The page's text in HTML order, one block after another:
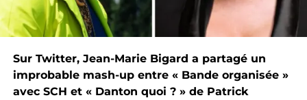
Sur Twitter, Jean-Marie Bigard a partagé un
improbable mash-up entre « Bande organisée »
avec SCH et « Danton quoi ? » de Patrick